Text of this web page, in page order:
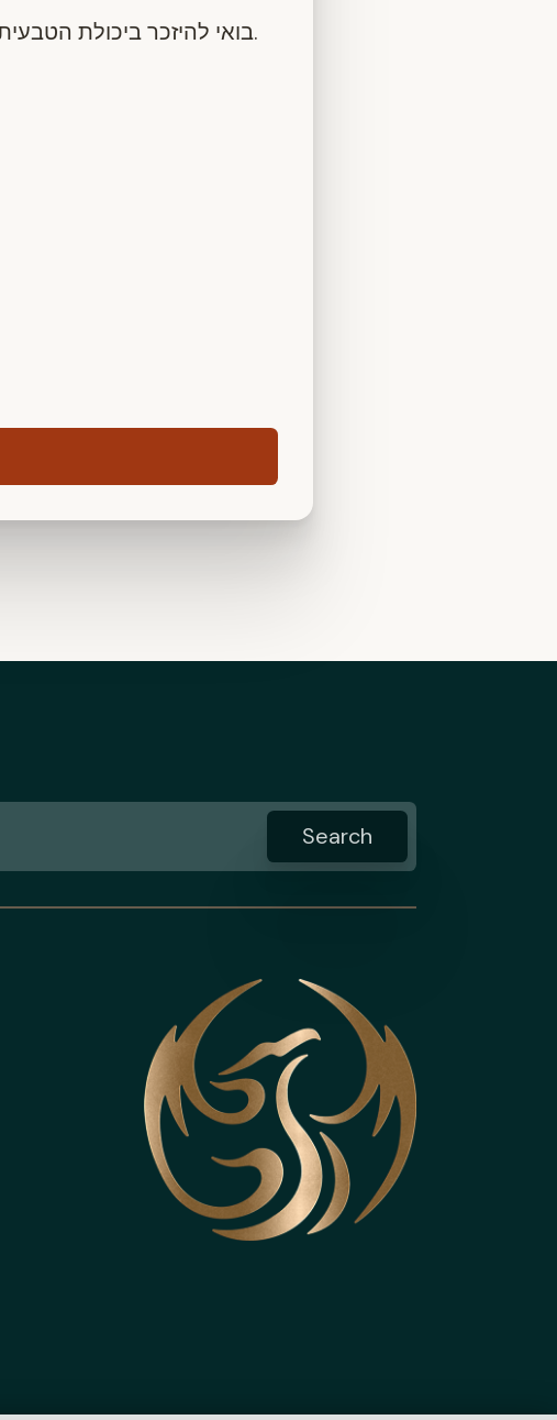
בואי להיזכר ביכולת הטבעית הטמונה בך לרקוד, להתמסר, להשתחרר ולתת לחיים לזרום בתוך הגוף.